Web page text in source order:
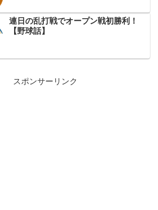
連日の乱打戦でオープン戦初勝利！
【野球話】
スポンサーリンク